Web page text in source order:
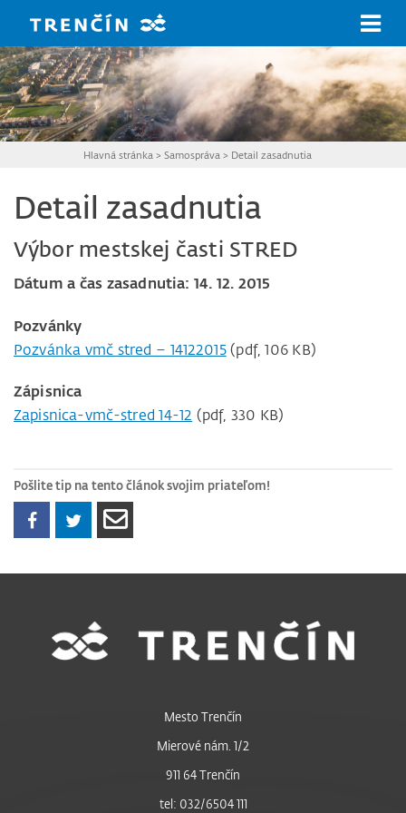
Hlavná stránka >Samospráva > Detail zasadnutia
Detail zasadnutia
Výbor mestskej časti STRED
Dátum a čas zasadnutia: 14. 12. 2015
Pozvánky
Pozvánka vmč stred – 14122015(pdf, 106 KB)
Zápisnica
Zapisnica-vmč-stred 14-12 (pdf, 330 KB)
Pošlite tip na tento článok svojim priateľom!
Mesto Trenčín
Mierové nám. 1/2
911 64 Trenčín
tel: 032/6504 111